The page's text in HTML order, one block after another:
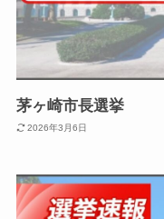
茅ヶ崎市長選挙
2026年3月6日